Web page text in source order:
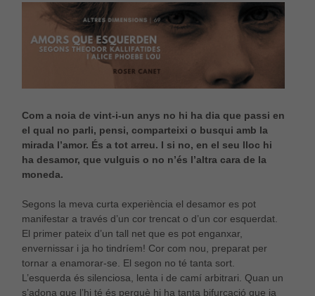
Com a noia de vint-i-un anys no hi ha dia que passi en
el qual no parli, pensi, comparteixi o busqui amb la
mirada l’amor. És a tot arreu. I si no, en el seu lloc hi
ha desamor, que vulguis o no n’és l’altra cara de la
moneda.
Segons la meva curta experiència el desamor es pot
manifestar a través d’un cor trencat o d’un cor esquerdat.
El primer pateix d’un tall net que es pot enganxar,
envernissar i ja ho tindríem! Cor com nou, preparat per
tornar a enamorar-se. El segon no té tanta sort.
L’esquerda és silenciosa, lenta i de camí arbitrari. Quan un
s’adona que l’hi té és perquè hi ha tanta bifurcació que ja